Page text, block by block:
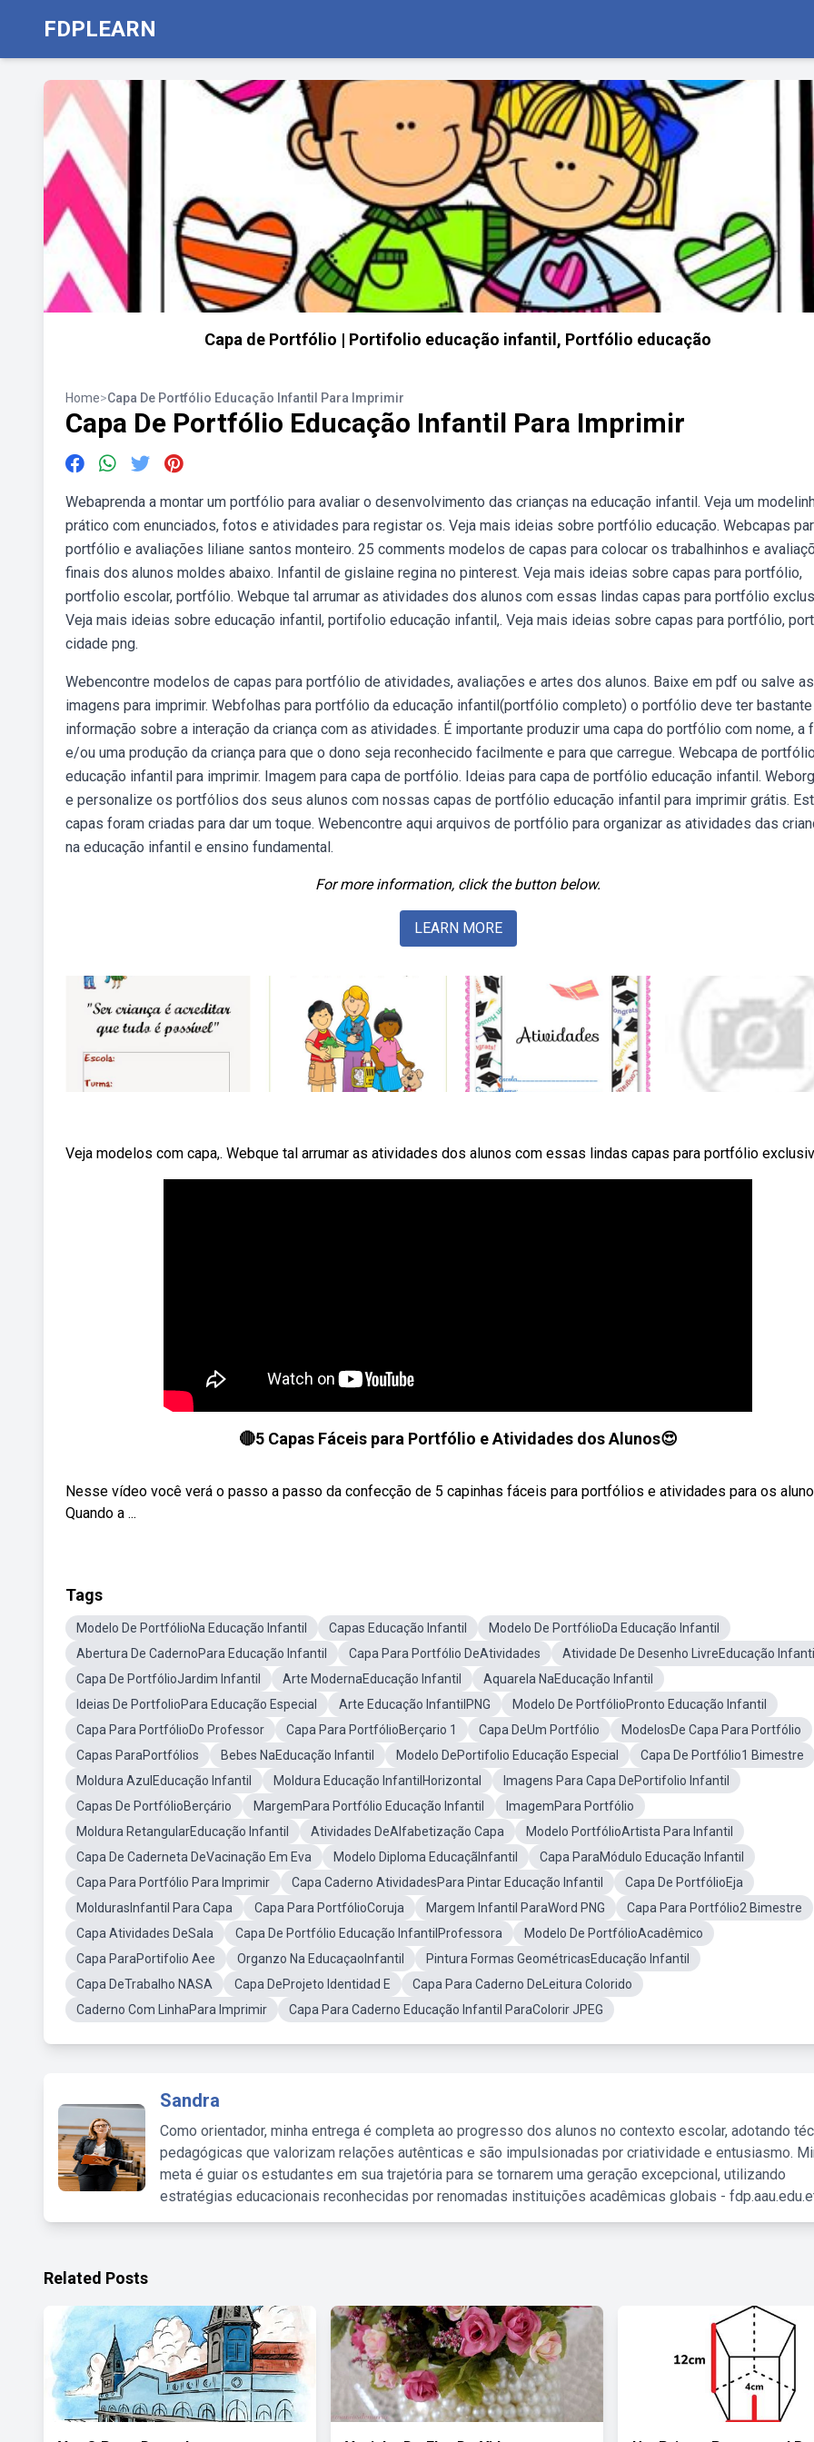
FDPLEARN
Capa de Portfólio | Portifolio educação infantil, Portfólio educação
Home>Capa De Portfólio Educação Infantil Para Imprimir
Capa De Portfólio Educação Infantil Para Imprimir
Webaprenda a montar um portfólio para avaliar o desenvolvimento das crianças na educação infantil. Veja um
prático com enunciados, fotos e atividades para registar os. Veja mais ideias sobre portfólio educação. Webcapas
portfólio e avaliações liliane santos monteiro. 25 comments modelos de capas para colocar os trabalhinhos e
finais dos alunos moldes abaixo. Infantil de gislaine regina no pinterest. Veja mais ideias sobre capas para portfólio,
portfolio escolar, portfólio. Webque tal arrumar as atividades dos alunos com essas lindas capas para portfólio
Veja mais ideias sobre educação infantil, portifolio educação infantil,. Veja mais ideias sobre capas para portfólio,
cidade png.
Webencontre modelos de capas para portfólio de atividades, avaliações e artes dos alunos. Baixe em pdf ou salve as
imagens para imprimir. Webfolhas para portfólio da educação infantil(portfólio completo) o portfólio deve ter bastante
informação sobre a interação da criança com as atividades. É importante produzir uma capa do portfólio com nome, a
e/ou uma produção da criança para que o dono seja reconhecido facilmente e para que carregue. Webcapa de
educação infantil para imprimir. Imagem para capa de portfólio. Ideias para capa de portfólio educação infantil.
e personalize os portfólios dos seus alunos com nossas capas de portfólio educação infantil para imprimir grátis.
capas foram criadas para dar um toque. Webencontre aqui arquivos de portfólio para organizar as atividades das
na educação infantil e ensino fundamental.
For more information, click the button below.
LEARN MORE
Veja modelos com capa,. Webque tal arrumar as atividades dos alunos com essas lindas capas para portfólio
🔴5 Capas Fáceis para Portfólio e Atividades dos Alunos😍
Nesse vídeo você verá o passo a passo da confecção de 5 capinhas fáceis para portfólios e atividades para os
Quando a ...
Tags
Modelo De PortfólioNa Educação Infantil Capas Educação Infantil
Modelo De PortfólioDa Educação Infantil
Abertura De CadernoPara Educação Infantil
Capa Para Portfólio DeAtividades
Atividade De Desenho LivreEducação
Capa De PortfólioJardim Infantil
Arte ModernaEducação Infantil
Aquarela NaEducação Infantil
Ideias De PortfolioPara Educação Especial
Arte Educação InfantilPNG
Modelo De PortfólioPronto Educação Infantil
Capa Para PortfólioDo Professor
Capa Para PortfólioBerçario 1 Capa DeUm Portfólio
ModelosDe Capa Para Portfólio
Capas ParaPortfólios
Bebes NaEducação Infantil Modelo DePortifolio Educação Especial
Capa De Portfólio1 Bimestre
Moldura AzulEducação Infantil
Moldura Educação InfantilHorizontal
Imagens Para Capa DePortifolio Infantil
Capas De PortfólioBerçário
MargemPara Portfólio Educação Infantil
ImagemPara Portfólio
Moldura RetangularEducação Infantil
Atividades DeAlfabetização Capa
Modelo PortfólioArtista Para Infantil
Capa De Caderneta DeVacinação Em Eva
Modelo Diploma EducaçãInfantil
Capa ParaMódulo Educação Infantil
Capa Para Portfólio Para Imprimir
Capa Caderno AtividadesPara Pintar Educação Infantil
Capa De PortfólioEja
MoldurasInfantil Para Capa
Capa Para PortfólioCoruja Margem Infantil ParaWord PNG
Capa Para Portfólio2 Bimestre
Capa Atividades DeSala
Capa De Portfólio Educação InfantilProfessora
Modelo De PortfólioAcadêmico
Capa ParaPortifolio Aee
Organzo Na EducaçaoInfantil
Pintura Formas GeométricasEducação Infantil
Capa DeTrabalho NASA
Capa DeProjeto Identidad E
Capa Para Caderno DeLeitura Colorido
Caderno Com LinhaPara Imprimir
Capa Para Caderno Educação Infantil ParaColorir JPEG
Sandra
Como orientador, minha entrega é completa ao progresso dos alunos no contexto escolar, adotando
pedagógicas que valorizam relações autênticas e são impulsionadas por criatividade e entusiasmo.
meta é guiar os estudantes em sua trajetória para se tornarem uma geração excepcional, utilizando
estratégias educacionais reconhecidas por renomadas instituições acadêmicas globais -
Related Posts